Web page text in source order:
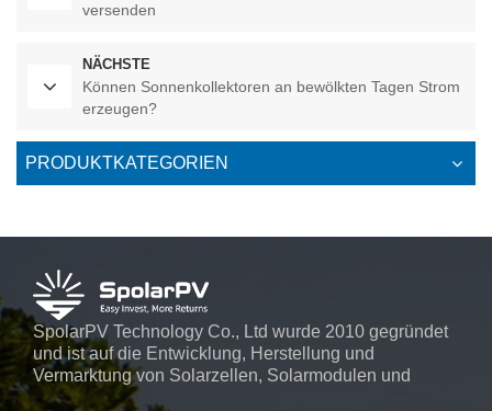
versenden
NÄCHSTE
Können Sonnenkollektoren an bewölkten Tagen Strom
erzeugen?
PRODUKTKATEGORIEN
SpolarPV Technology Co., Ltd wurde 2010 gegründet
und ist auf die Entwicklung, Herstellung und
Vermarktung von Solarzellen, Solarmodulen und
Solarstromsystemen spezialisiert. Das Unternehmen